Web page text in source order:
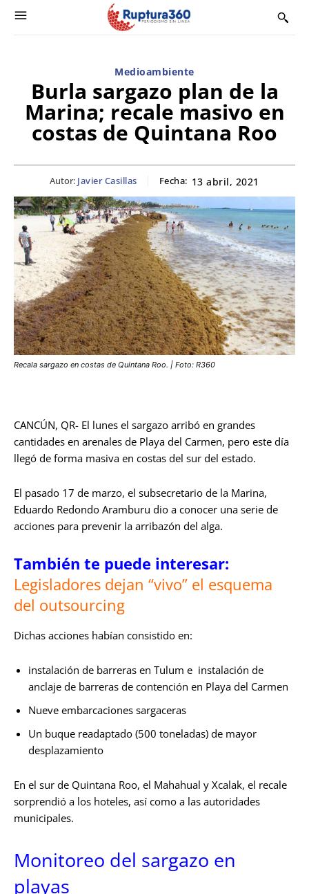
Medioambiente
Burla sargazo plan de la
Marina; recale masivo en
costas de Quintana Roo
Autor: Javier Casillas Fecha: 13 abril, 2021
Recala sargazo en costas de Quintana Roo. | Foto: R360
CANCÚN, QR- El lunes el sargazo arribó en grandes
cantidades en arenales de Playa del Carmen, pero este día
llegó de forma masiva en costas del sur del estado.
El pasado 17 de marzo, el subsecretario de la Marina,
Eduardo Redondo Aramburu dio a conocer una serie de
acciones para prevenir la arribazón del alga.
También te puede interesar:
Legisladores dejan “vivo” el esquema
del outsourcing
Dichas acciones habían consistido en:
instalación de barreras en Tulum e instalación de
anclaje de barreras de contención en Playa del Carmen
Nueve embarcaciones sargaceras
Un buque readaptado (500 toneladas) de mayor
desplazamiento
En el sur de Quintana Roo, el Mahahual y Xcalak, el recale
sorprendió a los hoteles, así como a las autoridades
municipales.
Monitoreo del sargazo en
playas